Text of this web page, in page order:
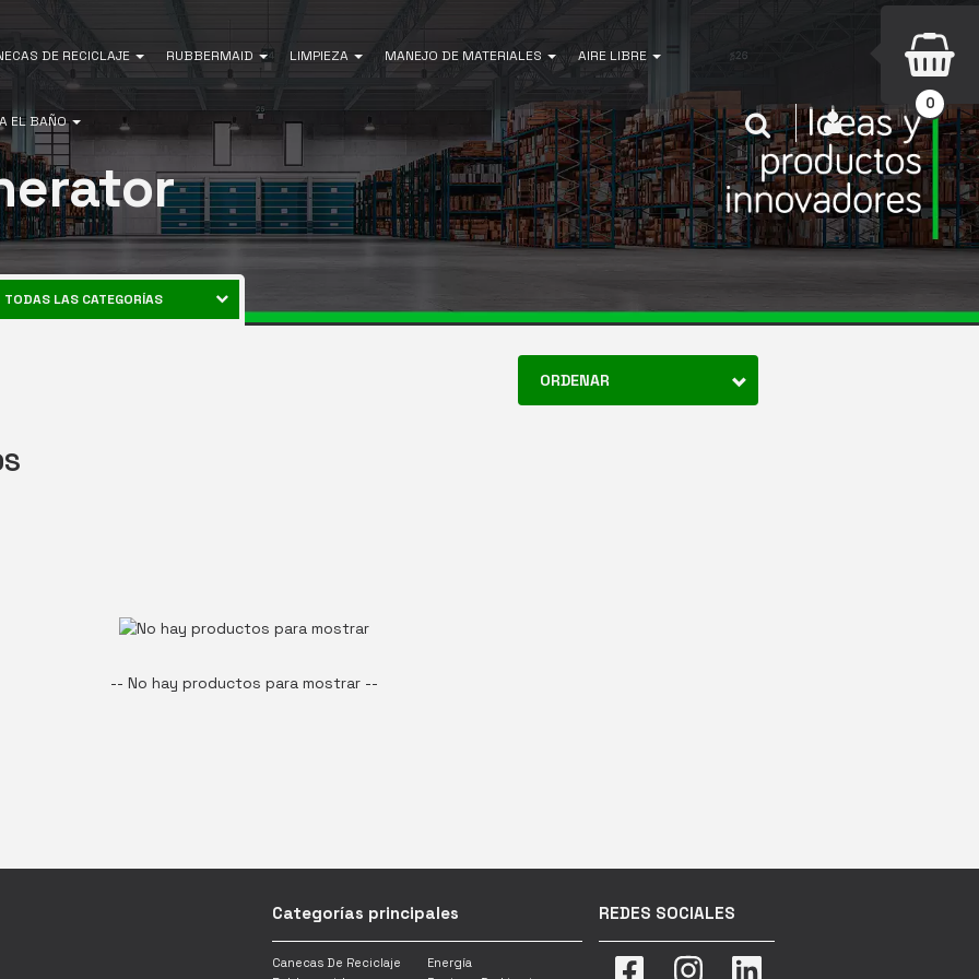
DE RECICLAJE RUBBERMAID LIMPIEZA MANEJO DE MATERIALES AIRE LIBRE
EL BAÑO INICIAR SESIÓN
Buscar
0
TODAS LAS CATEGORÍAS
MANEJO DE MATERIALES
ORDENAR
-- No hay productos para mostrar --
Categorías principales
Canecas De Reciclaje
Energía
REDES SOCIALES